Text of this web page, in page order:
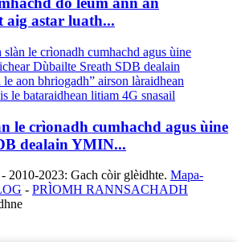
astar luath...
le crìonadh cumhachd agus ùine
dealain YMIN...
2010-2023: Gach còir glèidhte. Mapa-
- PRÌOMH RANNSACHADH